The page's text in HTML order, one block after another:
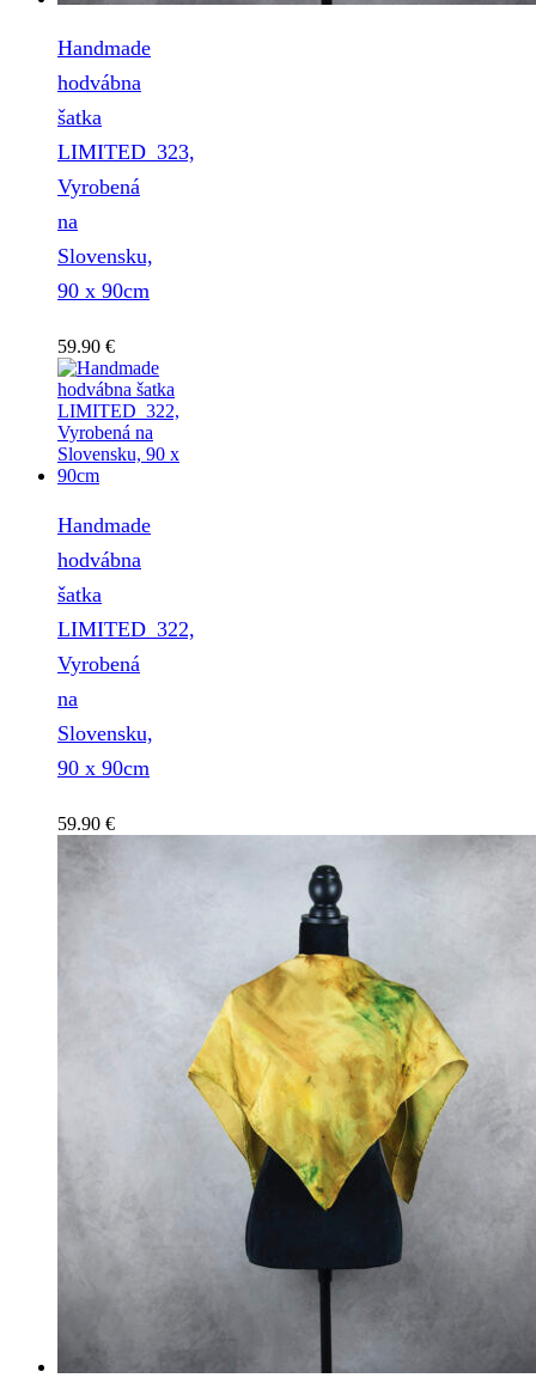
Handmade
hodvábna
šatka
LIMITED_323,
Vyrobená
na
Slovensku,
90 x 90cm
59.90 €
Handmade
hodvábna
šatka
LIMITED_322,
Vyrobená
na
Slovensku,
90 x 90cm
59.90 €